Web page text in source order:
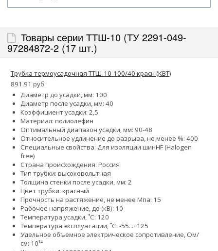
Товары серии ТТШ-10 (ТУ 2291-049-
97284872-2 (17 шт.)
Трубка термоусадочная ТТШ-10-100/40 красн (КВТ)
891.91 руб.
Диаметр до усадки, мм: 100
Диаметр после усадки, мм: 40
Коэффициент усадки: 2,5
Материал: полиолефин
Оптимальный диапазон усадки, мм: 90-48
Относительное удлинение до разрыва, не менее %: 400
Специальные свойства: Для изоляции шинHF (Halogen
free)
Страна происхождения: Россия
Тип трубки: высоковольтная
Толщина стенки после усадки, мм: 2
Цвет трубки: красный
Прочность на растяжение, не менее Мпа: 15
Рабочее напряжение, до (кВ): 10
Температура усадки, ˚С: 120
Температура эксплуатации, ˚С: -55...+125
Удельное объемное электрическое сопротивление, Ом/
см: 10¹⁴